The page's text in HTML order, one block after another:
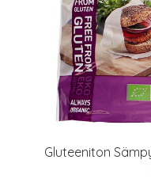
Gluteeniton